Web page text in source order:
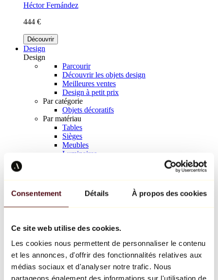
Consentement Détails À propos des cookies
Ce site web utilise des cookies.
Les cookies nous permettent de personnaliser le contenu
et les annonces, d'offrir des fonctionnalités relatives aux
médias sociaux et d'analyser notre trafic. Nous
partageons également des informations sur l'utilisation de
Héctor Fernández
444 €
Découvrir
Design
Design
Parcourir
Découvrir les objets design
Meilleures ventes
Design à petit prix
Par catégorie
Objets décoratifs
Par matériau
Tables
Sièges
Meubles
Luminaires
Richard Orlinski
Keith Haring
Jeff Koons
Jean-Michel Basquiat
Tous les designers
Œuvre de la semaine